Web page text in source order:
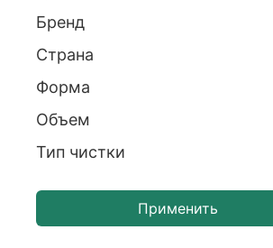
Бренд
Страна
Форма
Объем
Тип чистки
Применить